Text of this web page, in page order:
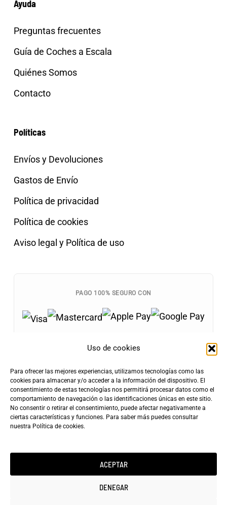
Uso de cookies
Para ofrecer las mejores experiencias, utilizamos tecnologías como las
cookies para almacenar y/o acceder a la información del dispositivo. El
consentimiento de estas tecnologías nos permitirá procesar datos como el
comportamiento de navegación o las identificaciones únicas en este sitio.
No consentir o retirar el consentimiento, puede afectar negativamente a
ciertas características y funciones. Para saber más puedes consultar
nuestra Política de cookies.
ACEPTAR
DENEGAR
Ayuda
Preguntas frecuentes
Guía de Coches a Escala
Quiénes Somos
Contacto
Políticas
Envíos y Devoluciones
Gastos de Envío
Política de privacidad
Política de cookies
Aviso legal y Política de uso
PAGO 100% SEGURO CON
Tarifa de Envío
4,90€
Entrega Rápida
24-72h
Envíos Gratis
+100€
Copyright ©2025 minicarfilms.com